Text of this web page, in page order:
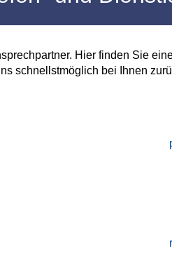
Hier finden Sie
schnellstmöglich bei Ihnen